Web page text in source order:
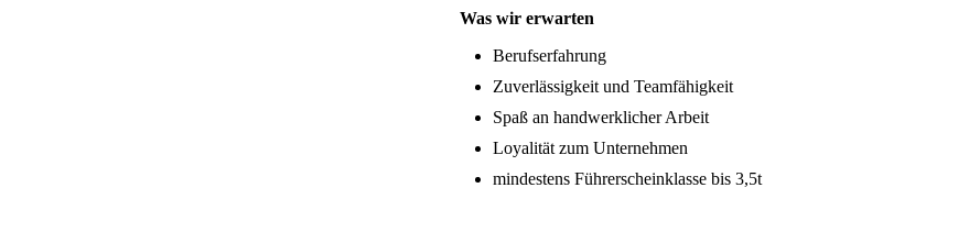
Was wir erwarten
Berufserfahrung
Zuverlässigkeit und Teamfähigkeit
Spaß an handwerklicher Arbeit
Loyalität zum Unternehmen
mindestens Führerscheinklasse bis 3,5t